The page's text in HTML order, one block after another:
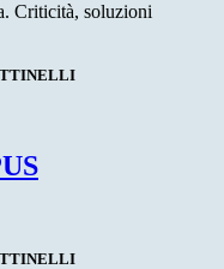
Criticità, soluzioni